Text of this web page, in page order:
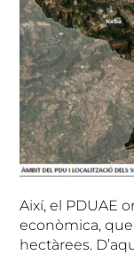
Així, el PDUAE
econòmica,
hectàrees.